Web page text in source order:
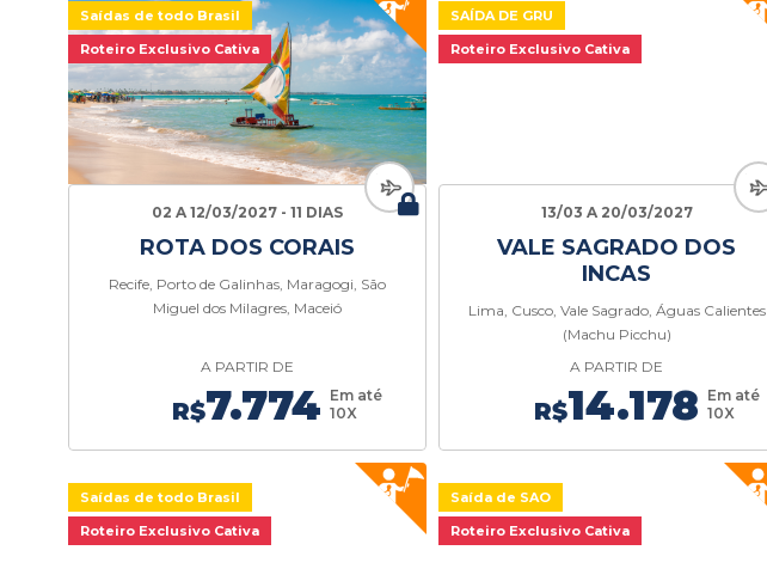
Saídas de todo Brasil
Roteiro Exclusivo Cativa
02 A 12/03/2027 - 11 DIAS
ROTA DOS CORAIS
Recife, Porto de Galinhas, Maragogi, São
Miguel dos Milagres, Maceió
A PARTIR DE
R$7.774 Em até
10X
SAÍDA DE GRU
Roteiro Exclusivo Cativa
13/03 A 20/03/2027
VALE SAGRADO DOS
INCAS
Lima, Cusco, Vale Sagrado, Águas Calientes
(Machu Picchu)
A PARTIR DE
R$14.178 Em até
10X
Saídas de todo Brasil
Roteiro Exclusivo Cativa
Saída de SAO
Roteiro Exclusivo Cativa